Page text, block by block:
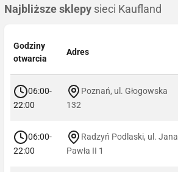
Najbliższe sklepy sieci Kaufland
Godziny
otwarcia
Adres
06:00-
22:00
Poznań, ul. Głogowska
132
06:00-
22:00
Radzyń Podlaski, ul. Jana
Pawła II 1